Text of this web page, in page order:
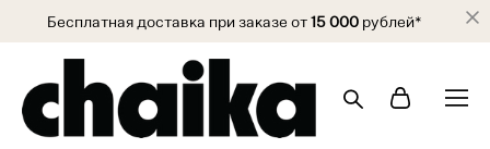
Бесплатная доставка при заказе от15 000рублей*